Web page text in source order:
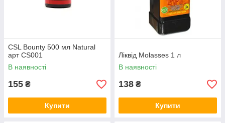
CSL Bounty 500 мл Natural
арт CS001
В наявності
155 ₴
Купити
Ліквід Molasses 1 л
В наявності
138 ₴
Купити